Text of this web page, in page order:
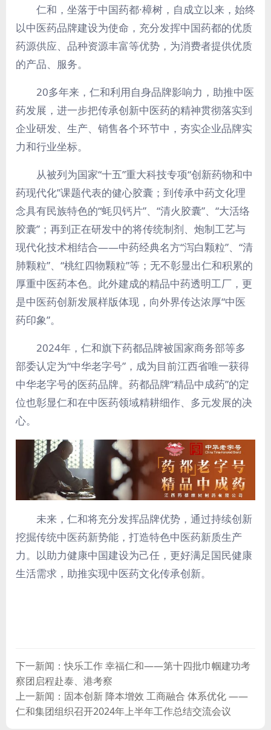
仁和，坐落于中国药都·樟树，自成立以来，始终
以中医药品牌建设为使命，充分发挥中国药都的优质
药源供应、品种资源丰富等优势，为消费者提供优质
的产品、服务。
20多年来，仁和利用自身品牌影响力，助推中医
药发展，进一步把传承创新中医药的精神贯彻落实到
企业研发、生产、销售各个环节中，夯实企业品牌实
力和行业坐标。
从被列为国家“十五”重大科技专项“创新药物和中
药现代化”课题代表的健心胶囊；到传承中药文化理
念具有民族特色的“蚝贝钙片”、“清火胶囊”、“大活络
胶囊”；再到正在研发中的将传统制剂、炮制工艺与
现代化技术相结合——中药经典名方“泻白颗粒”、“清
肺颗粒”、“桃红四物颗粒”等；无不彰显出仁和积累的
厚重中医药本色。此外建成的精品中药透明工厂，更
是中医药创新发展样版体现，向外界传达浓厚“中医
药印象”。
2024年，仁和旗下药都品牌被国家商务部等多
部委认定为“中华老字号”，成为目前江西省唯一获得
中华老字号的医药品牌。药都品牌“精品中成药”的定
位也彰显仁和在中医药领域精耕细作、多元发展的决
心。
未来，仁和将充分发挥品牌优势，通过持续创新
挖掘传统中医药新势能，打造特色中医药新质生产
力。以助力健康中国建设为己任，更好满足国民健康
生活需求，助推实现中医药文化传承创新。
下一新闻：快乐工作 幸福仁和——第十四批巾帼建功考
察团启程赴泰、港考察
上一新闻：固本创新 降本增效 工商融合 体系优化 ——
仁和集团组织召开2024年上半年工作总结交流会议